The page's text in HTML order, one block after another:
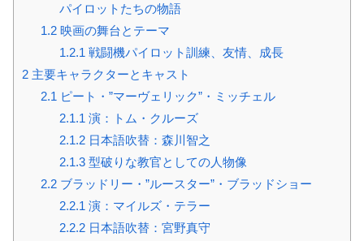
パイロットたちの物語
1.2映画の舞台とテーマ
1.2.1 戦闘機パイロット訓練、友情、成長
2 主要キャラクターとキャスト
2.1 ピート・”マーヴェリック”・ミッチェル
2.1.1 演：トム・クルーズ
2.1.2日本語吹替：森川智之
2.1.3型破りな教官としての人物像
2.2ブラッドリー・”ルースター”・ブラッドショー
2.2.1 演：マイルズ・テラー
2.2.2日本語吹替：宮野真守